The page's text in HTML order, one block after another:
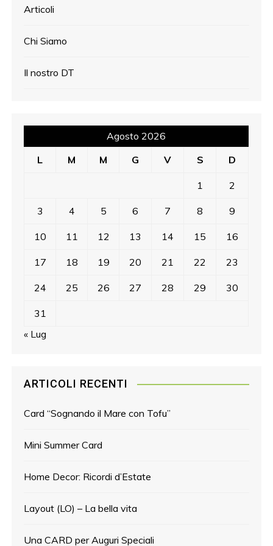
Articoli
Chi Siamo
Il nostro DT
Agosto 2026
L
M M G V S D
1 2
3 4 5 6 7 8 9
10 11 12 13 14 15 16
17 18 19 20 21 22 23
24 25 26 27 28 29 30
31
« Lug
ARTICOLI RECENTI
Card “Sognando il Mare con Tofu”
Mini Summer Card
Home Decor: Ricordi d’Estate
Layout (LO) – La bella vita
Una CARD per Auguri Speciali